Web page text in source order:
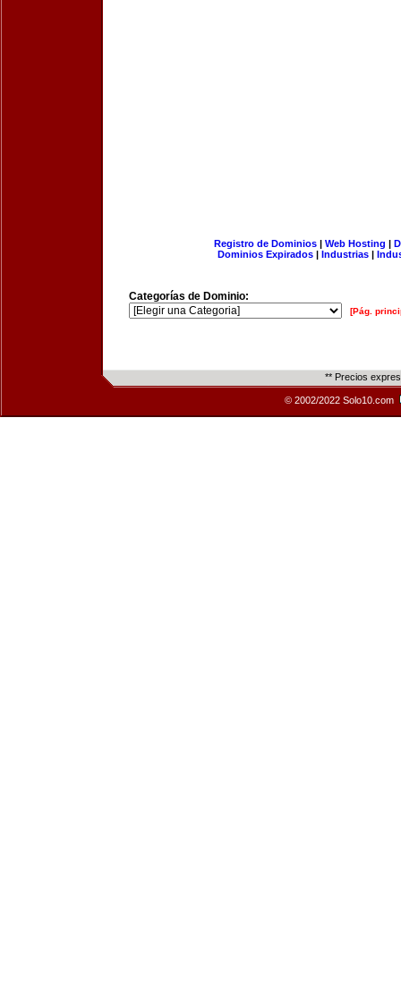
Registro de Dominios| Web Hosting |
Dominios Expirados | Industrias |
Categorías de Dominio:
[Pág.
** Precios
© 2002/2022 Solo10.com